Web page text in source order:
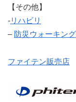
【その他】
‐リハビリ
– 防災ウォーキング
ファイテン販売店